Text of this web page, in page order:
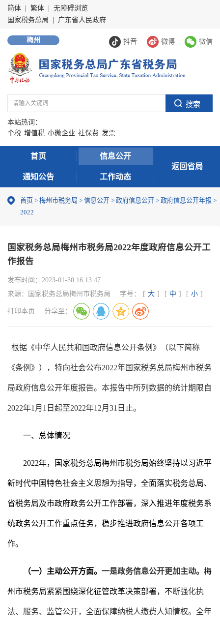
简体 繁体
无障碍浏览
国家税务总局
广东省人民政府
抖音 微博 微信
梅州
本站热词：
个税 增值税 小微企业 社保费 发票
首页 信息公开
通知公告 工作动态
返回省局
首页 > 梅州市税务局 > 信息公开 > 政府信息公开 > 政府信息公开年报 >
2022
国家税务总局梅州市税务局2022年度政府信息公开工
作报告
发布时间： 2023-01-30 16:13:47
来源：
国家税务总局梅州市税务局 字号： [ 大 ] [ 中 ] [ 小 ]
打印本页 分享至：
根据《中华人民共和国政府信息公开条例》（以下简称
《条例》 ），特向社会公布2022年国家税务总局梅州市税务
局政府信息公开年度报告。本报告中所列数据的统计期限自
2022年1月1日起至2022年12月31日止。
一、总体情况
2022年， 国家税务总局梅州市税务局始终坚持以习近平
新时代中国特色社会主义思想为指导，全面落实税务总局、
省税务局及市政府政务公开工作部署，深入推进年度税务系
统政务公开工作重点任务， 稳步推进政府信息公开各项工
作。
（一）主动公开方面。一是政务信息公开更加主动。梅
州市税务局紧紧围绕深化征管改革决策部署，不断强化执
法、服务、监管公开，全面保障纳税人缴费人知情权。 全年